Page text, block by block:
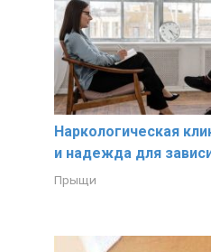
Наркологическая
и надежда для
Прыщи